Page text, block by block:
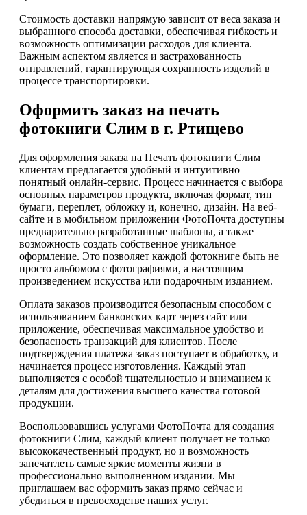
Стоимость доставки напрямую зависит от веса заказа и
выбранного способа доставки, обеспечивая гибкость и
возможность оптимизации расходов для клиента.
Важным аспектом является и застрахованность
отправлений, гарантирующая сохранность изделий в
процессе транспортировки.
Оформить заказ на печать
фотокниги Слим в г. Ртищево
Для оформления заказа на Печать фотокниги Слим
клиентам предлагается удобный и интуитивно
понятный онлайн-сервис. Процесс начинается с выбора
основных параметров продукта, включая формат, тип
бумаги, переплет, обложку и, конечно, дизайн. На веб-
сайте и в мобильном приложении ФотоПочта доступны
предварительно разработанные шаблоны, а также
возможность создать собственное уникальное
оформление. Это позволяет каждой фотокниге быть не
просто альбомом с фотографиями, а настоящим
произведением искусства или подарочным изданием.
Оплата заказов производится безопасным способом с
использованием банковских карт через сайт или
приложение, обеспечивая максимальное удобство и
безопасность транзакций для клиентов. После
подтверждения платежа заказ поступает в обработку, и
начинается процесс изготовления. Каждый этап
выполняется с особой тщательностью и вниманием к
деталям для достижения высшего качества готовой
продукции.
Воспользовавшись услугами ФотоПочта для создания
фотокниги Слим, каждый клиент получает не только
высококачественный продукт, но и возможность
запечатлеть самые яркие моменты жизни в
профессионально выполненном издании. Мы
приглашаем вас оформить заказ прямо сейчас и
убедиться в превосходстве наших услуг.